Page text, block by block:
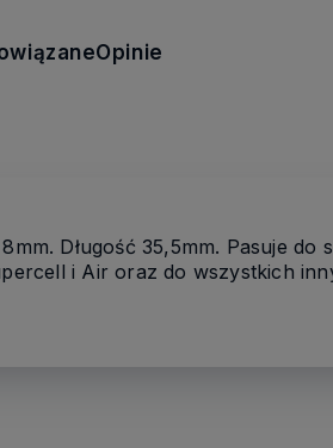
Opinie
Długość 35,5mm. Pasuje do
i Air oraz do wszystkich